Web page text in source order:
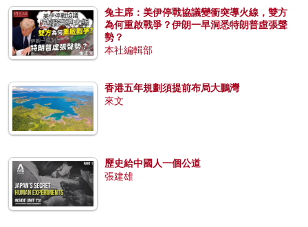
兔主席：美伊停戰協議變衝突導火線，雙方
為何重啟戰爭？伊朗一早洞悉特朗普虛張聲
勢？
本社編輯部
香港五年規劃須提前布局大鵬灣
來文
歷史給中國人一個公道
張建雄